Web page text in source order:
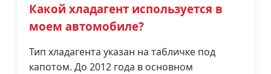
Какой хладагент используется в
моем автомобиле?
Тип хладагента указан на табличке под
капотом. До 2012 года в основном